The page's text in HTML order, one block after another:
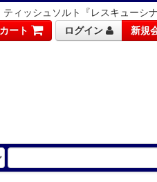
ィッシュソルト『レスキューシ
カート
ログイン 新規